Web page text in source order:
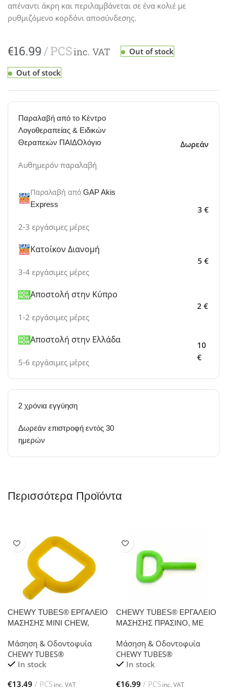
απέναντι άκρη και περιλαμβάνεται σε ένα κολιέ με
ρυθμιζόμενο κορδόνι αποσύνδεσης.
€ Out of stock
Out of stock
Παραλαβή από το Κέντρο
Λογοθεραπείας & Ειδικών
Θεραπειών ΠΑΙΔΟλόγιο
Αυθημερόν παραλαβή
Δωρεάν
Παραλαβή απόGAP Akis
Express
2-3 εργάσιμες μέρες
3 €
Κατοίκον Διανομή
3-4 εργάσιμες μέρες
5 €
Αποστολή στην Κύπρο
1-2 εργάσιμες μέρες
2 €
Αποστολή στην Ελλάδα
5-6 εργάσιμες μέρες
10
€
2 χρόνια εγγύηση
Δωρεάν επιστροφή εντός 30
ημερών
Περισσότερα Προϊόντα
CHEWY TUBES® ΕΡΓΑΛΕΙΟ
ΜΑΣΗΣΗΣ MINI CHEW,
Μάσηση & Οδοντοφυία
CHEWY TUBES®
In stock
€
CHEWY TUBES® ΕΡΓΑΛΕΙΟ
ΜΑΣΗΣΗΣ ΠΡΑΣΙΝΟ, ΜΕ
Μάσηση & Οδοντοφυία
CHEWY TUBES®
In stock
€